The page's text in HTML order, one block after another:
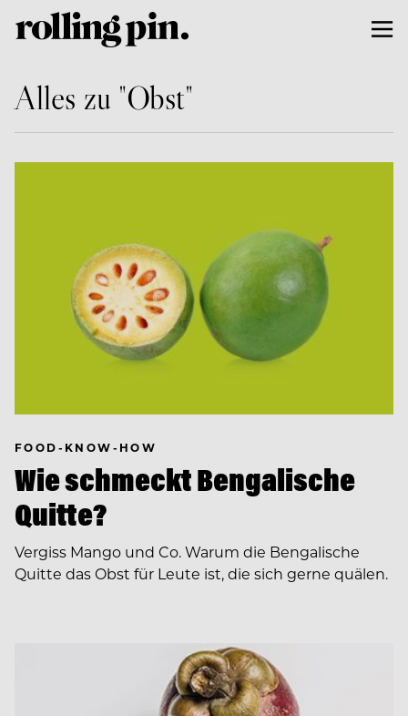
Alles zu "Obst"
FOOD-KNOW-HOW
Wie schmeckt Bengalische
Quitte?
Vergiss Mango und Co. Warum die Bengalische
Quitte das Obst für Leute ist, die sich gerne quälen.